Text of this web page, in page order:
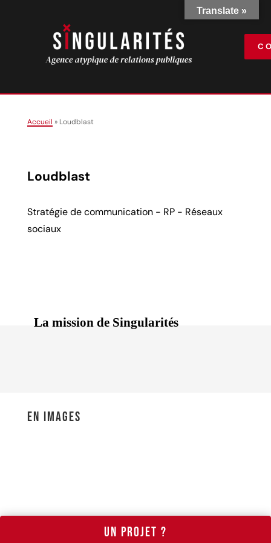
Accueil » Loudblast
Loudblast
Stratégie de communication - RP - Réseaux
sociaux
En images
Un projet ?
Translate »